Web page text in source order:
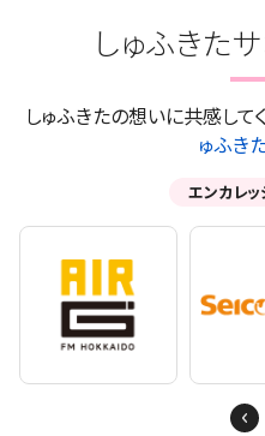
しゅふきた
しゅふきたの想いに共感して
ゅふき
エンカレ